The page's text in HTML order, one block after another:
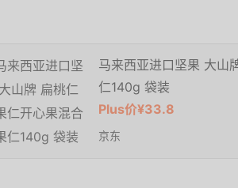
马来西亚进口坚果 大山
仁140g 袋装
Plus价¥33.8
京东